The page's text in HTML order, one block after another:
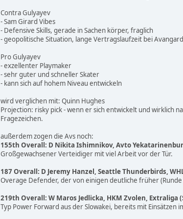
Contra Gulyayev
- Sam Girard Vibes
- Defensive Skills, gerade in Sachen körper, fraglich
- geopolitische Situation, lange Vertragslaufzeit bei Avangard
Pro Gulyayev
- exzellenter Playmaker
- sehr guter und schneller Skater
- kann sich auf hohem Niveau entwickeln
wird verglichen mit: Quinn Hughes
Projection: risky pick - wenn er sich entwickelt und wirklich
Fragezeichen.
außerdem zogen die Avs noch:
155th Overall: D Nikita Ishimnikov, Avto
Großgewachsener Verteidiger mit viel Arbeit vor der Tür.
187 Overall: D Jeremy Hanzel, Seattle Thunderbirds,
Overage Defender, der von einigen deutliche früher
219th Overall: W Maros Jedlicka, HKM Zvolen, Extraliga
Typ Power Forward aus der Slowakei, bereits mit Einsätzen